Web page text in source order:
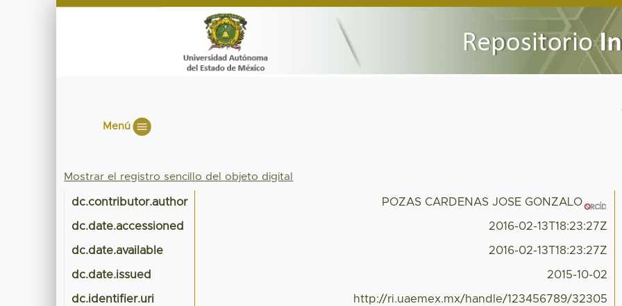
Menú
Mostrar el registro sencillo del objeto digital
dc.contributor.author POZAS CARDENAS JOSE GONZALO
dc.date.accessioned 2016-02-13T18:23:27Z
dc.date.available 2016-02-13T18:23:27Z
dc.date.issued 2015-10-02
dc.identifier.uri http://ri.uaemex.mx/handle/123456789/32305